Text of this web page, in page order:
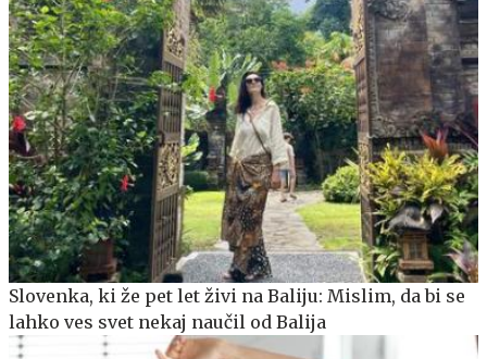
Slovenka, ki že pet let živi na Baliju: Mislim, da bi se
lahko ves svet nekaj naučil od Balija